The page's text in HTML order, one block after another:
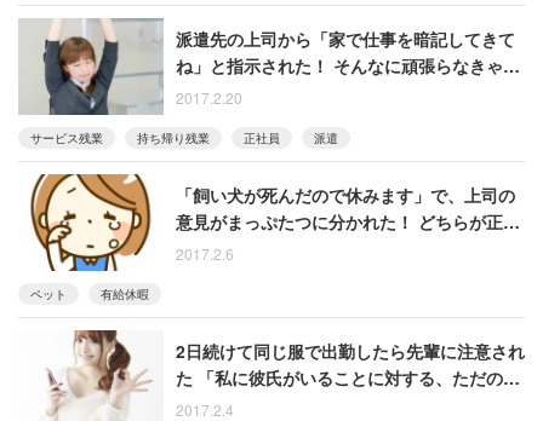
派遣先の上司から「家で仕事を暗記してきて
ね」と指示された！ そんなに頑張らなきゃダ
メですか？
2017.2.20
サービス残業 持ち帰り残業 正社員 派遣
「飼い犬が死んだので休みます」で、上司の
意見がまっぷたつに分かれた！ どちらが正し
いと思いますか？
2017.2.6
ペット 有給休暇
2日続けて同じ服で出勤したら先輩に注意され
た 「私に彼氏がいることに対する、ただのひ
がみでしょうか？」
2017.2.4